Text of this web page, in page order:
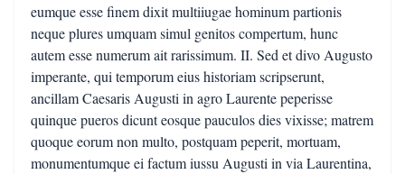
eumque esse finem dixit multiiugae hominum partionis
neque plures umquam simul genitos compertum, hunc
autem esse numerum ait rarissimum. II. Sed et divo Augusto
imperante, qui temporum eius historiam scripserunt,
ancillam Caesaris Augusti in agro Laurente peperisse
quinque pueros dicunt eosque pauculos dies vixisse; matrem
quoque eorum non multo, postquam peperit, mortuam,
monumentumque ei factum iussu Augusti in via Laurentina,